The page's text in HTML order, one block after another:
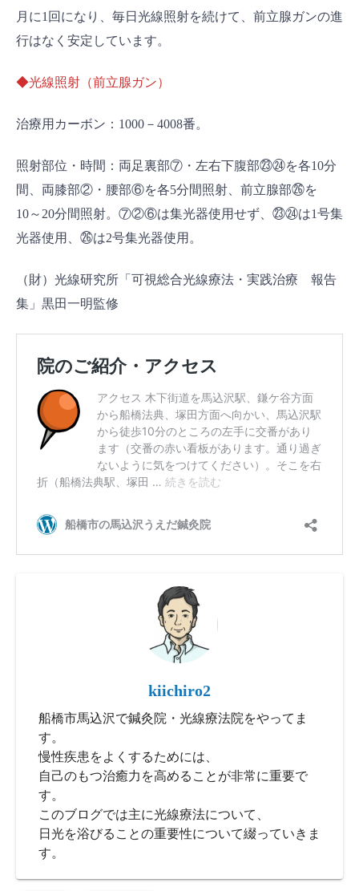
月に1回になり、毎日光線照射を続けて、前立腺ガンの進
行はなく安定しています。
◆光線照射（前立腺ガン）
治療用カーボン：1000－4008番。
照射部位・時間：両足裏部⑦・左右下腹部㉓㉔を各10分
間、両膝部②・腰部⑥を各5分間照射、前立腺部㉖を
10～20分間照射。⑦②⑥は集光器使用せず、㉓㉔は1号集
光器使用、㉖は2号集光器使用。
（財）光線研究所「可視総合光線療法・実践治療 報告
集」黒田一明監修
kiichiro2
船橋市馬込沢で鍼灸院・光線療法院をやってま
す。
慢性疾患をよくするためには、
自己のもつ治癒力を高めることが非常に重要で
す。
このブログでは主に光線療法について、
日光を浴びることの重要性について綴っていきま
す。